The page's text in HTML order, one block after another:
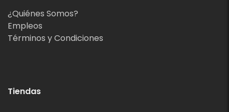
¿Quiénes Somos?
Empleos
Términos y Condiciones
Tiendas